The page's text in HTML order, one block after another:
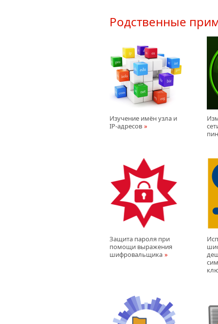
Родственные
Изучение имён узла и
IP-адресов
Защита пароля при
помощи выражения
шифровальщика